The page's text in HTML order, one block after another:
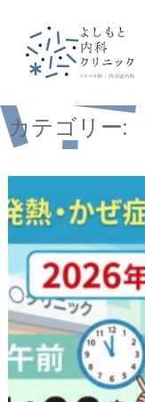
へ
ス
キ
プ
カテゴリー: